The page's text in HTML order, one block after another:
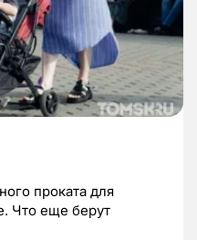
проката для
Что еще берут